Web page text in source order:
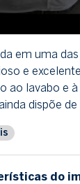
em uma
e
ao lavabo e
dispõe
do